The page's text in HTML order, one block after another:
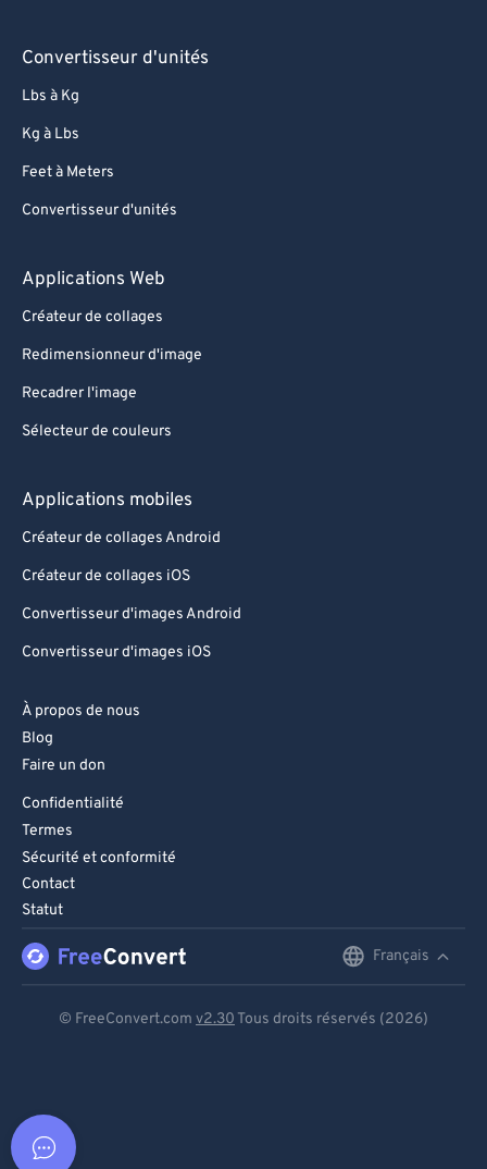
Convertisseur d'unités
Lbs à Kg
Kg à Lbs
Feet à Meters
Convertisseur d'unités
Applications Web
Créateur de collages
Redimensionneur d'image
Recadrer l'image
Sélecteur de couleurs
Applications mobiles
Créateur de collages Android
Créateur de collages iOS
Convertisseur d'images Android
Convertisseur d'images iOS
À propos de nous
Blog
Faire un don
Confidentialité
Termes
Sécurité et conformité
Contact
Statut
Français
© FreeConvert.com v2.30 Tous droits réservés (2026)